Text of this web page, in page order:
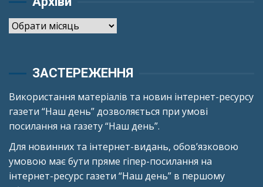
Архіви
ЗАСТЕРЕЖЕННЯ
Використання матеріалів та новин інтернет-ресурсу
газети “Наш день” дозволяється при умові
посилання на газету “Наш день”.
Для новинних та інтернет-видань, обов’язковою
умовою має бути пряме гіпер-посилання на
інтернет-ресурс газети “Наш день” в першому